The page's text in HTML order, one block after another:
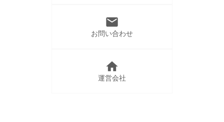
mail
お問い合わせ
home
運営会社